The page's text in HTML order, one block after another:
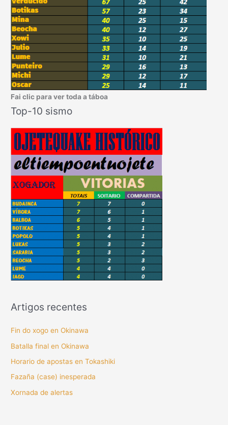
Fai clic para ver toda a táboa
Top-10 sismo
Artigos recentes
Fin do xogo en Okinawa
Batalla final en Okinawa
Horario de apostas en Tokashiki
Fazaña (case) inesperada
Xornada de alertas